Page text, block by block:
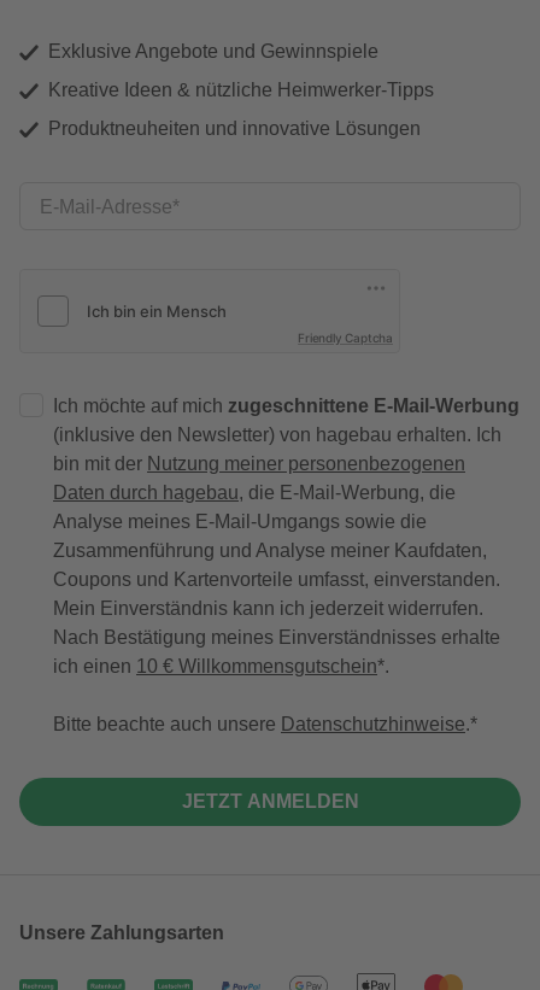
Exklusive Angebote und Gewinnspiele
Kreative Ideen & nützliche Heimwerker-Tipps
Produktneuheiten und innovative Lösungen
E-Mail-Adresse
Friendly Captcha
Ich möchte auf mich zugeschnittene E-Mail-Werbung
(inklusive den Newsletter) von hagebau erhalten. Ich
bin mit der Nutzung meiner personenbezogenen
Daten durch hagebau, die E-Mail-Werbung, die
Analyse meines E-Mail-Umgangs sowie die
Zusammenführung und Analyse meiner Kaufdaten,
Coupons und Kartenvorteile umfasst, einverstanden.
Mein Einverständnis kann ich jederzeit widerrufen.
Nach Bestätigung meines Einverständnisses erhalte
ich einen 10 € Willkommensgutschein*.
Bitte beachte auch unsere Datenschutzhinweise.
JETZT ANMELDEN
Unsere Zahlungsarten